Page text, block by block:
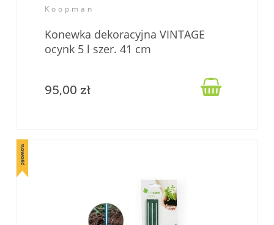
Koopman
Konewka dekoracyjna VINTAGE
ocynk 5 l szer. 41 cm
95,00 zł 